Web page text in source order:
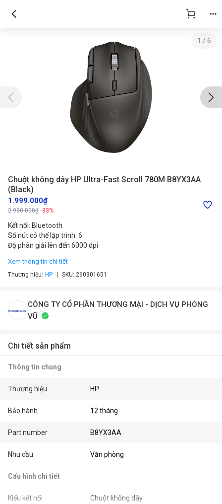
1 / 6
Chuột không dây HP Ultra-Fast Scroll 780M B8YX3AA
(Black)
1.999.000₫
2.990.000₫ -33%
Kết nối: Bluetooth
Số nút có thể lập trình: 6
Độ phân giải lên đến 6000 dpi
Xem thông tin chi tiết
Thương hiệu: HP SKU: 260301651
CÔNG TY CỔ PHẦN THƯƠNG MẠI - DỊCH VỤ PHONG
VŨ
Chi tiết sản phẩm
Thông tin chung
Thương hiệu HP
Bảo hành 12 tháng
Part number B8YX3AA
Nhu cầu Văn phòng
Cấu hình chi tiết
Kiểu kết nối Chuột không dây